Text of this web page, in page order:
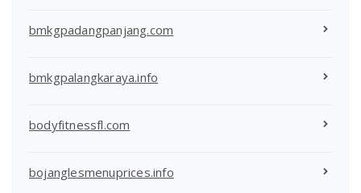
bmkgpadangpanjang.com
bmkgpalangkaraya.info
bodyfitnessfl.com
bojanglesmenuprices.info